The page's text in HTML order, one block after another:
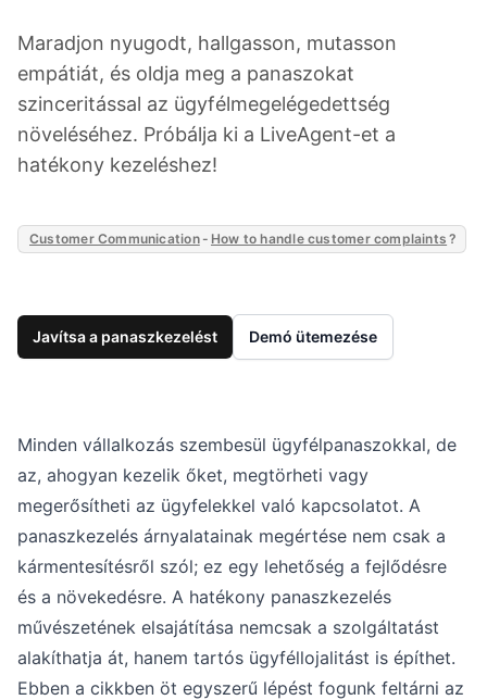
Maradjon nyugodt, hallgasson, mutasson
empátiát, és oldja meg a panaszokat
szinceritással az ügyfélmegelégedettség
növeléséhez. Próbálja ki a LiveAgent-et a
hatékony kezeléshez!
Customer Communication - How to handle customer complaints ?
Javítsa a panaszkezelést Demó ütemezése
Minden vállalkozás szembesül ügyfélpanaszokkal, de
az, ahogyan kezelik őket, megtörheti vagy
megerősítheti az ügyfelekkel való kapcsolatot. A
panaszkezelés árnyalatainak megértése nem csak a
kármentesítésről szól; ez egy lehetőség a fejlődésre
és a növekedésre. A hatékony panaszkezelés
művészetének elsajátítása nemcsak a szolgáltatást
alakíthatja át, hanem tartós ügyféllojalitást is építhet.
Ebben a cikkben öt egyszerű lépést fogunk feltárni az